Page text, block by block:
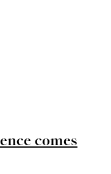
comes